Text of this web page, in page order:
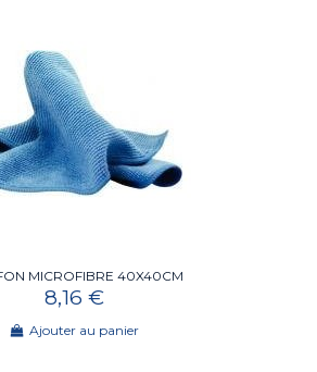
MICROFIBRE 40X40CM
8,16 €
Ajouter au panier